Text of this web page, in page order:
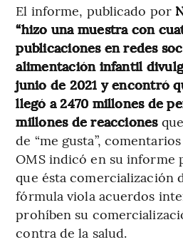
El informe, publicado por
“hizo una muestra con
publicaciones en redes
alimentación infantil
junio de 2021 y encontró
llegó a 2470 millones de
millones de reacciones
de “me gusta”,
OMS indicó en su informe
que ésta comercialización
fórmula viola acuerdos
prohíben su
contra de la salud.